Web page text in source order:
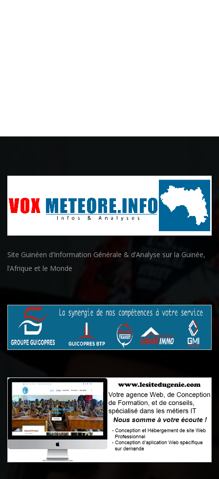
Site Guinéen d’Information Générale & d’Analyse sur la Guinée,
l’Afrique et le Monde